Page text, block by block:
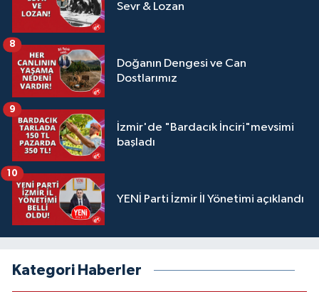
Sevr & Lozan
Doğanın Dengesi ve Can
Dostlarımız
8
İzmir'de "Bardacık İnciri"mevsimi
başladı
9
YENİ Parti İzmir İl Yönetimi açıklandı
10
Kategori Haberler